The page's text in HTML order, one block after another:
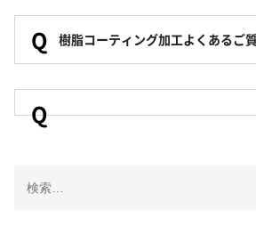
Q 樹脂コーティング加工よくあるご
Q
索: